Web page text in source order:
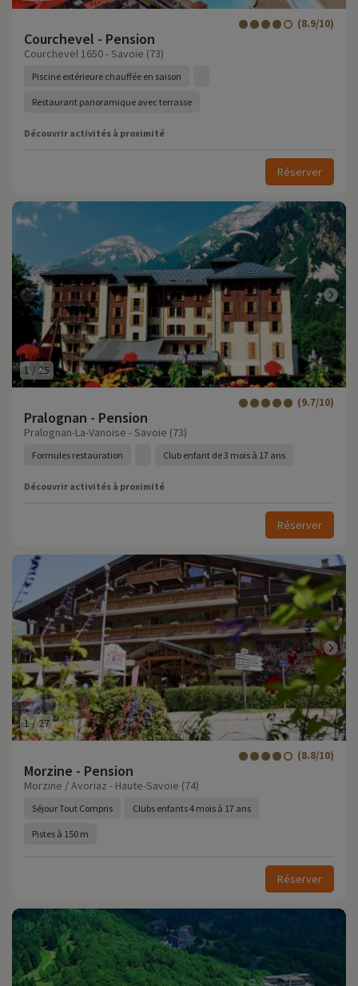
Courchevel - Pension
(8.9/10)
Courchevel 1650 - Savoie (73)
Piscine extérieure chauffée en saison
Restaurant panoramique avec terrasse
Découvrir activités à proximité
Réserver
1 / 25
Pralognan - Pension
(9.7/10)
Pralognan-La-Vanoise - Savoie (73)
Formules restauration Club enfant de 3 mois à 17 ans
Découvrir activités à proximité
Réserver
1/27
Morzine - Pension
(8.8/10)
Morzine / Avoriaz - Haute-Savoie (74)
Séjour Tout Compris Clubs enfants 4 mois à 17 ans
Pistes à 150 m
Réserver